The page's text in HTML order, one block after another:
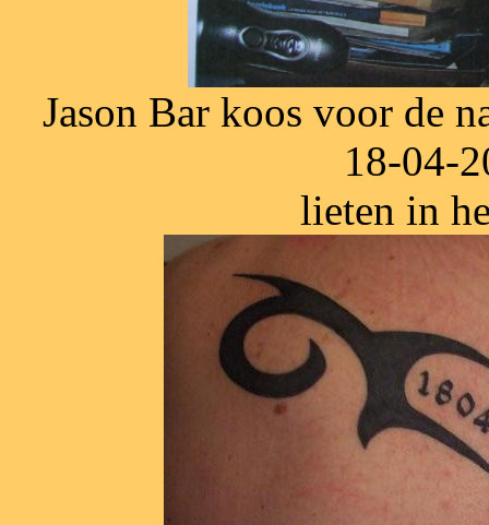
Jason Bar koos voor de
18-04-
lieten in